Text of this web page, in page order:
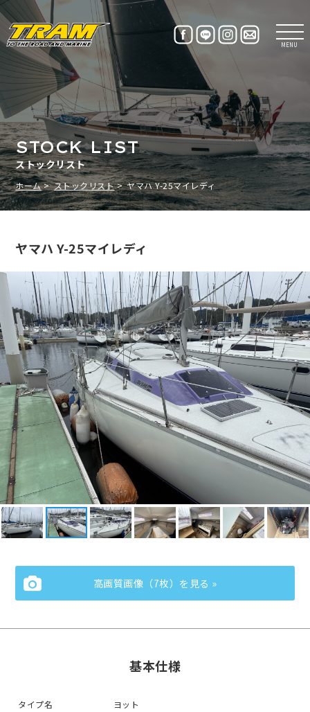
MENU
ストックリスト
STOCK LIST
ホーム ストックリスト ヤマハ Y-25マイレディ
ヤマハ Y-25マイレディ
高画質画像（7枚）を見る »
基本仕様
タイプ名 ヨット